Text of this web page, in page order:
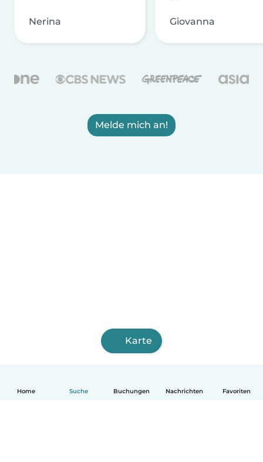
Home Suche Buchungen Nachrichten Favoriten
Nerina Giovanna
Melde mich an!
Karte